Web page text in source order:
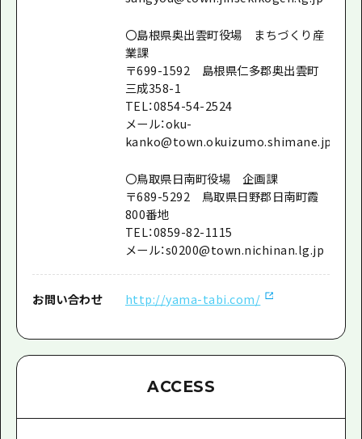
〇島根県奥出雲町役場 まちづくり産
業課
〒699-1592 島根県仁多郡奥出雲町
三成358-1
TEL：0854-54-2524
メール：oku-
kanko@town.okuizumo.shimane.jp
〇鳥取県日南町役場 企画課
〒689-5292 鳥取県日野郡日南町霞
800番地
TEL：0859-82-1115
メール：s0200@town.nichinan.lg.jp
お問い合わせ http://yama-tabi.com/
ACCESS